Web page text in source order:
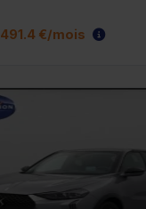
491.4 €/mois